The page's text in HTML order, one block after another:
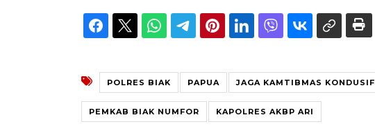
POLRES BIAK PAPUA JAGA KAMTIBMAS KONDUSIF
PEMKAB BIAK NUMFOR KAPOLRES AKBP ARI